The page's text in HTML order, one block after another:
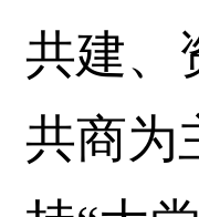
共建、
共商为